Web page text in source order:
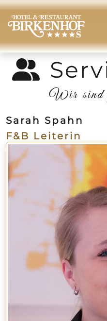
Wir sind
Sarah Spahn
F&B Leiterin